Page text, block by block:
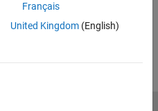
this information?
Français
United Kingdom(English)